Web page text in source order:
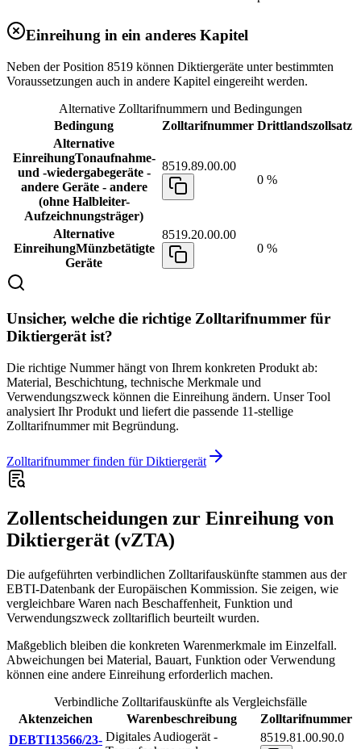
Einreihung in ein anderes Kapitel
Neben der Position 8519 können Diktiergeräte unter bestimmten
Voraussetzungen auch in andere Kapitel eingereiht werden.
Alternative Zolltarifnummern und Bedingungen
Bedingung
Zolltarifnummer Drittlandszollsatz
Alternative
EinreihungTonaufnahme-
und -wiedergabegeräte -
andere Geräte - andere
(ohne Halbleiter-
Aufzeichnungsträger)
8519.89.00.00
0 %
Alternative
EinreihungMünzbetätigte
Geräte
8519.20.00.00
0 %
Unsicher, welche die richtige Zolltarifnummer für
Diktiergerät ist?
Die richtige Nummer hängt von Ihrem konkreten Produkt ab:
Material, Beschichtung, technische Merkmale und
Verwendungszweck können die Einreihung ändern. Unser Tool
analysiert Ihr Produkt und liefert die passende 11-stellige
Zolltarifnummer mit Begründung.
Zolltarifnummer finden für Diktiergerät
Zollentscheidungen zur Einreihung von
Diktiergerät (vZTA)
Die aufgeführten verbindlichen Zolltarifauskünfte stammen aus der
EBTI-Datenbank der Europäischen Kommission. Sie zeigen, wie
vergleichbare Waren nach Beschaffenheit, Funktion und
Verwendungszweck zolltariflich beurteilt wurden.
Maßgeblich bleiben die konkreten Warenmerkmale im Einzelfall.
Abweichungen bei Material, Bauart, Funktion oder Verwendung
können eine andere Einreihung erforderlich machen.
Verbindliche Zolltarifauskünfte als Vergleichsfälle
Aktenzeichen
Warenbeschreibung
Zolltarifnummer
DEBTI13566/23- Digitales Audiogerät -
8519.81.00.90.0